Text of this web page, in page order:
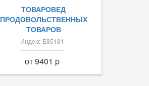
ТОВАРОВЕД
ПРОДОВОЛЬСТВЕННЫХ
ТОВАРОВ
Индекс Е85181
от 9401 p